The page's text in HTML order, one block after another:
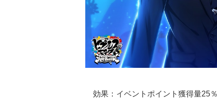
効果：イベントポイント獲得量25